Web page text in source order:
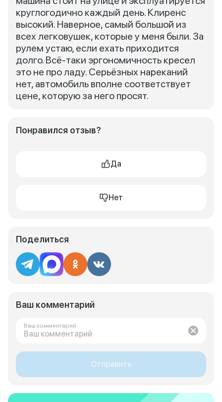
круглогодично каждый день. Клиренс
высокий. Наверное, самый большой из
всех легковушек, которые у меня были. За
рулем устаю, если ехать приходится
долго. Всё-таки эргономичность кресел
это не про ладу. Серьёзных нареканий
нет, автомобиль вполне соответствует
цене, которую за него просят.
Понравился отзыв?
Да
Нет
Поделиться
Ваш комментарий
Ваш комментарий
Отправить